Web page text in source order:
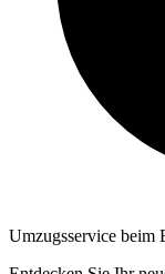
Umzugsservice beim